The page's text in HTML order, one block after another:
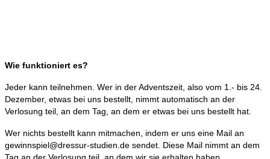
Wie funktioniert es?
Jeder kann teilnehmen. Wer in der Adventszeit, also vom 1.- bis 24.
Dezember, etwas bei uns bestellt, nimmt automatisch an der
Verlosung teil, an dem Tag, an dem er etwas bei uns bestellt hat.
Wer nichts bestellt kann mitmachen, indem er uns eine Mail an
gewinnspiel@dressur-studien.de sendet. Diese Mail nimmt an dem
Tag an der Verlosung teil, an dem wir sie erhalten haben.